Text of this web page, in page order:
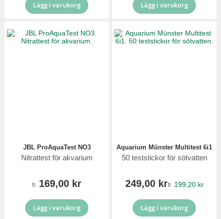
Lägg i varukorg Lägg i varukorg
JBL ProAquaTest NO3
Nitrattest för akvarium
fr. 169,00 kr
Lägg i varukorg
Aquarium Münster Multitest 6i1
50 teststickor för sötvatten
249,00 krfr. 199,20 kr
Lägg i varukorg